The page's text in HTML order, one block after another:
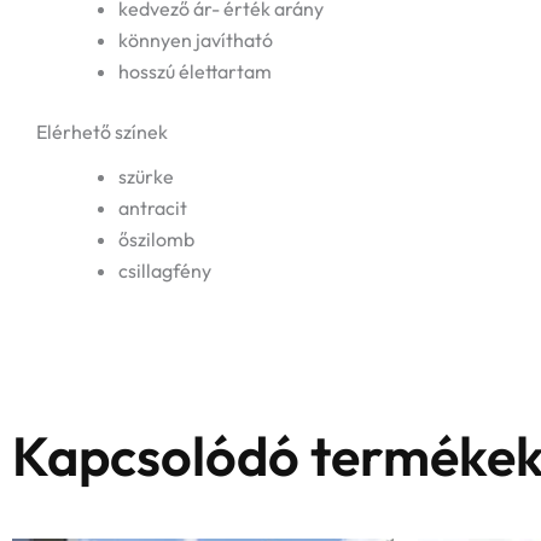
kedvező ár- érték arány
könnyen javítható
hosszú élettartam
Elérhető színek
szürke
antracit
őszilomb
csillagfény
Kapcsolódó